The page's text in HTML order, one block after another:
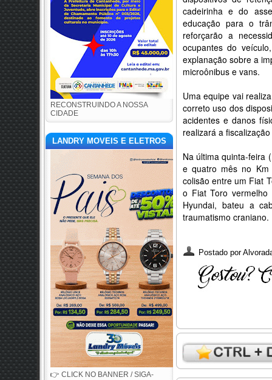
RECONSTRUINDO A NOSSA
CIDADE
LANDRY MOVEIS E ELETROS
👉 CLICK NO BANNER / SIGA-
cadeirinha e do
educação para o
reforçarão a
ocupantes do
explanação sobre a
microônibus e vans.
Uma equipe vai
correto uso dos
acidentes e danos
realizará a
Na última quinta-feira
e quatro mês no
colisão entre um Fiat
o Fiat Toro
Hyundai, bateu a
traumatismo craniano.
Postado por